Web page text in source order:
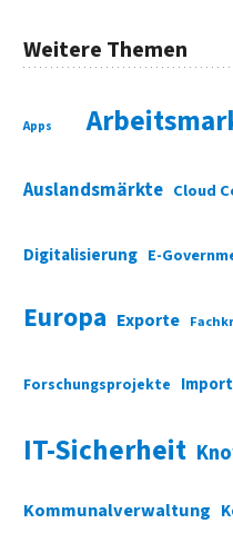
Weitere Themen
Apps
Auslandsmärkte Cloud
Digitalisierung E-
Europa Exporte
Forschungsprojekte
IT-Sicherheit
Kommunalverwaltung